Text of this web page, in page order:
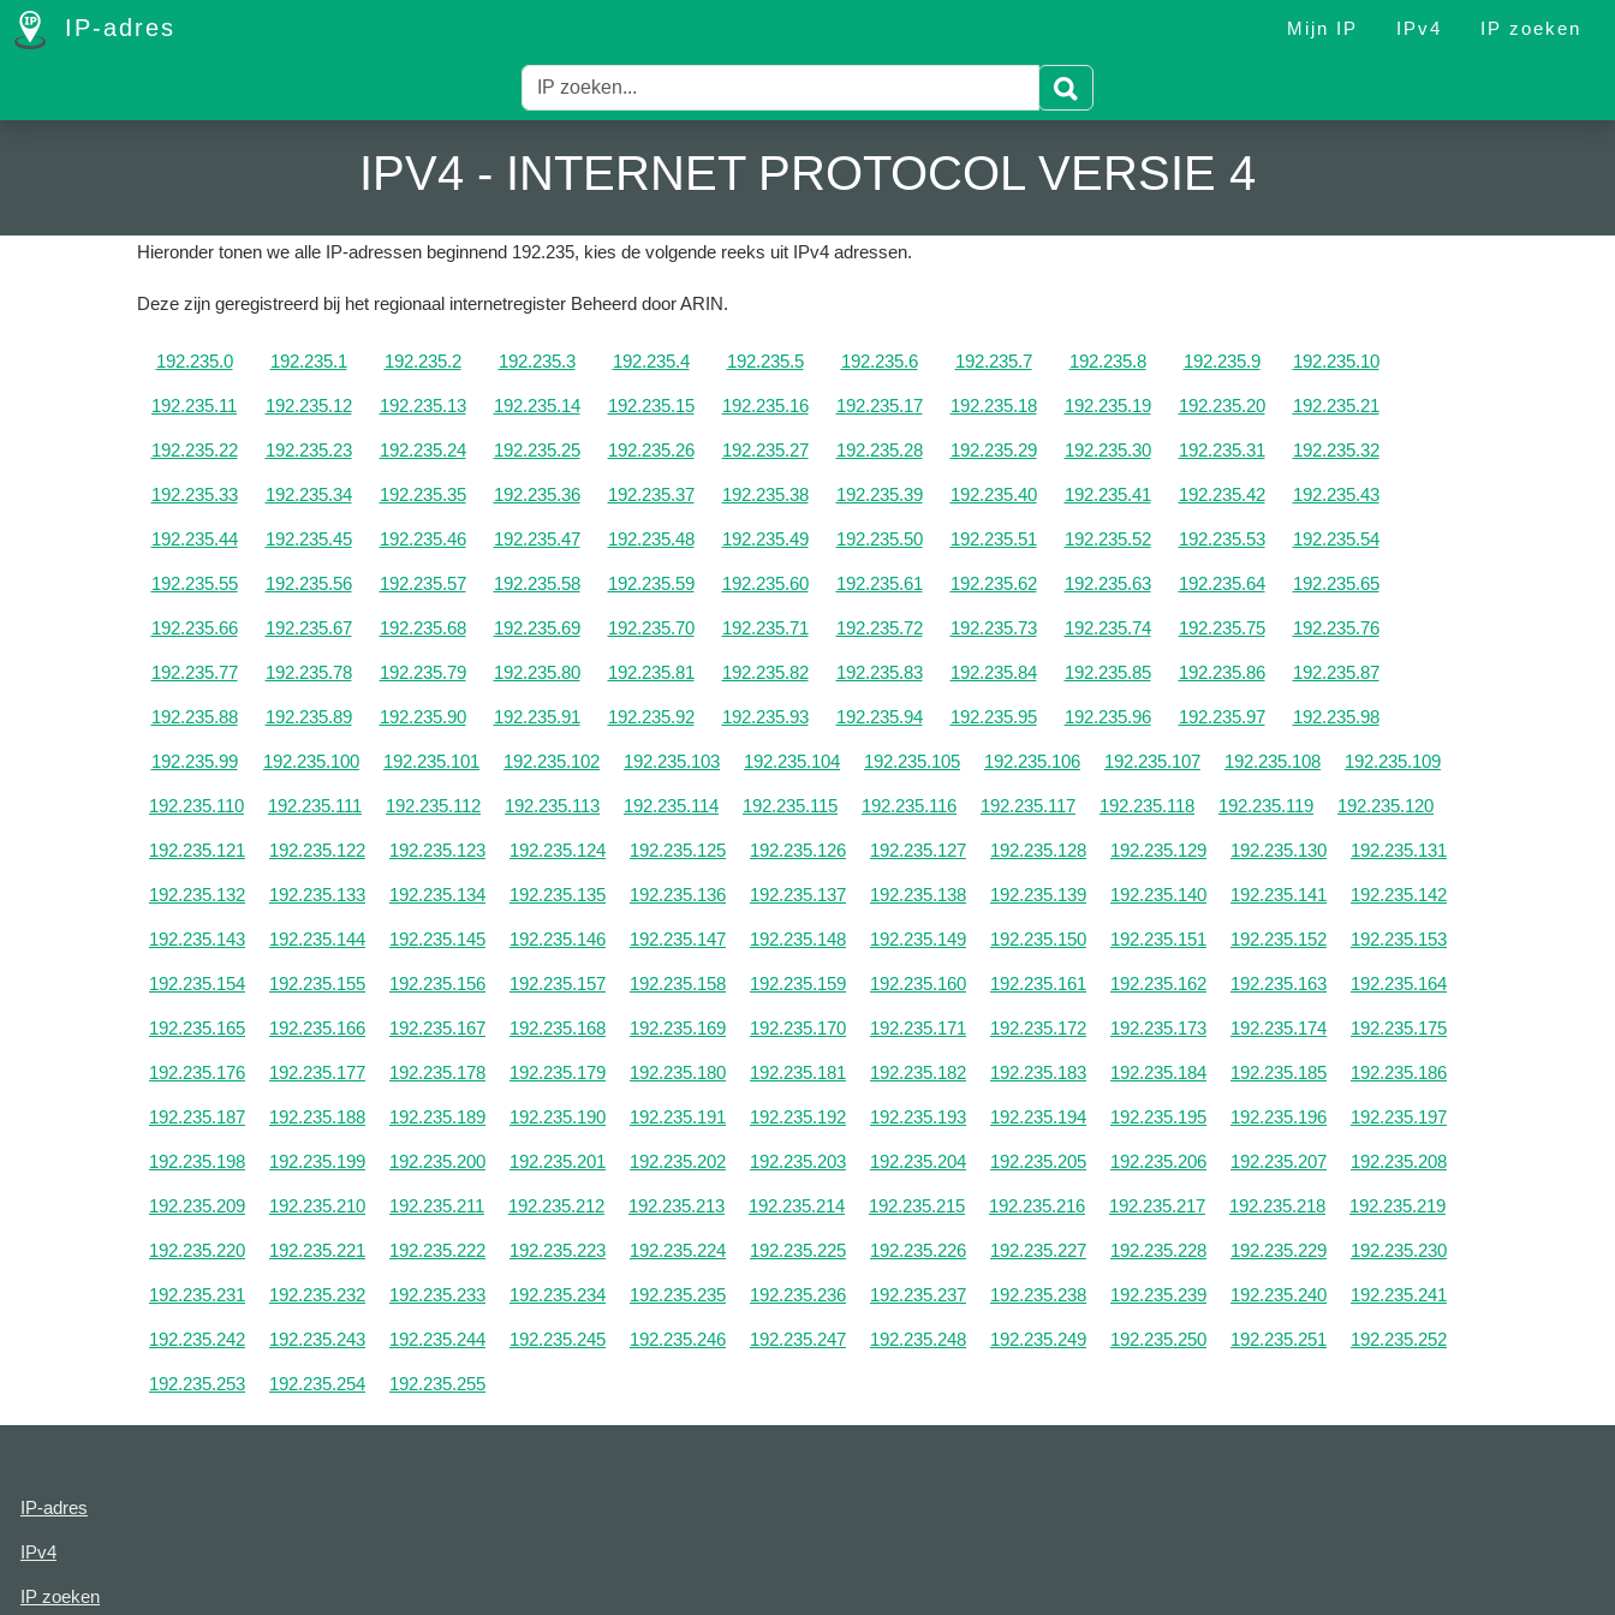
IP-adres Mijn IP IPv4 IP zoeken
IPV4 - INTERNET PROTOCOL VERSIE 4
Hieronder tonen we alle IP-adressen beginnend 192.235, kies de volgende reeks uit IPv4 adressen.
Deze zijn geregistreerd bij het regionaal internetregister Beheerd door ARIN.
192.235.0 192.235.1 192.235.2 192.235.3 192.235.4 192.235.5 192.235.6 192.235.7 192.235.8 192.235.9 192.235.10
192.235.11 192.235.12 192.235.13 192.235.14 192.235.15 192.235.16 192.235.17 192.235.18 192.235.19 192.235.20 192.235.21
192.235.22 192.235.23 192.235.24 192.235.25 192.235.26 192.235.27 192.235.28 192.235.29 192.235.30 192.235.31 192.235.32
192.235.33 192.235.34 192.235.35 192.235.36 192.235.37 192.235.38 192.235.39 192.235.40 192.235.41 192.235.42 192.235.43
192.235.44 192.235.45 192.235.46 192.235.47 192.235.48 192.235.49 192.235.50 192.235.51 192.235.52 192.235.53 192.235.54
192.235.55 192.235.56 192.235.57 192.235.58 192.235.59 192.235.60 192.235.61 192.235.62 192.235.63 192.235.64 192.235.65
192.235.66 192.235.67 192.235.68 192.235.69 192.235.70 192.235.71 192.235.72 192.235.73 192.235.74 192.235.75 192.235.76
192.235.77 192.235.78 192.235.79 192.235.80 192.235.81 192.235.82 192.235.83 192.235.84 192.235.85 192.235.86 192.235.87
192.235.88 192.235.89 192.235.90 192.235.91 192.235.92 192.235.93 192.235.94 192.235.95 192.235.96 192.235.97 192.235.98
192.235.99 192.235.100 192.235.101 192.235.102 192.235.103 192.235.104 192.235.105 192.235.106 192.235.107 192.235.108 192.235.109
192.235.110 192.235.111 192.235.112 192.235.113 192.235.114 192.235.115 192.235.116 192.235.117 192.235.118 192.235.119 192.235.120
192.235.121 192.235.122 192.235.123 192.235.124 192.235.125 192.235.126 192.235.127 192.235.128 192.235.129 192.235.130 192.235.131
192.235.132 192.235.133 192.235.134 192.235.135 192.235.136 192.235.137 192.235.138 192.235.139 192.235.140 192.235.141 192.235.142
192.235.143 192.235.144 192.235.145 192.235.146 192.235.147 192.235.148 192.235.149 192.235.150 192.235.151 192.235.152 192.235.153
192.235.154 192.235.155 192.235.156 192.235.157 192.235.158 192.235.159 192.235.160 192.235.161 192.235.162 192.235.163 192.235.164
192.235.165 192.235.166 192.235.167 192.235.168 192.235.169 192.235.170 192.235.171 192.235.172 192.235.173 192.235.174 192.235.175
192.235.176 192.235.177 192.235.178 192.235.179 192.235.180 192.235.181 192.235.182 192.235.183 192.235.184 192.235.185 192.235.186
192.235.187 192.235.188 192.235.189 192.235.190 192.235.191 192.235.192 192.235.193 192.235.194 192.235.195 192.235.196 192.235.197
192.235.198 192.235.199 192.235.200 192.235.201 192.235.202 192.235.203 192.235.204 192.235.205 192.235.206 192.235.207 192.235.208
192.235.209 192.235.210 192.235.211 192.235.212 192.235.213 192.235.214 192.235.215 192.235.216 192.235.217 192.235.218 192.235.219
192.235.220 192.235.221 192.235.222 192.235.223 192.235.224 192.235.225 192.235.226 192.235.227 192.235.228 192.235.229 192.235.230
192.235.231 192.235.232 192.235.233 192.235.234 192.235.235 192.235.236 192.235.237 192.235.238 192.235.239 192.235.240 192.235.241
192.235.242 192.235.243 192.235.244 192.235.245 192.235.246 192.235.247 192.235.248 192.235.249 192.235.250 192.235.251 192.235.252
192.235.253 192.235.254 192.235.255
IP-adres
IPv4
IP zoeken